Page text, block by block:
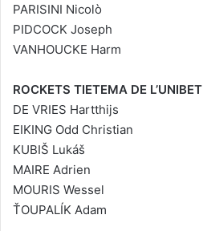
PARISINI Nicolò
PIDCOCK Joseph
VANHOUCKE Harm
ROCKETS TIETEMA DE L’UNIBET
DE VRIES Hartthijs
EIKING Odd Christian
KUBIŠ Lukáš
MAIRE Adrien
MOURIS Wessel
ŤOUPALÍK Adam